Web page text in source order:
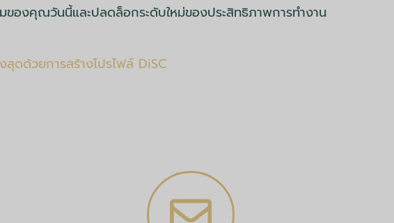
องคุณวันนี้และปลดล็อกระดับใหม่ของประสิทธิภาพการทำงาน
ดด้วยการสร้างโปรไฟล์ DiSC